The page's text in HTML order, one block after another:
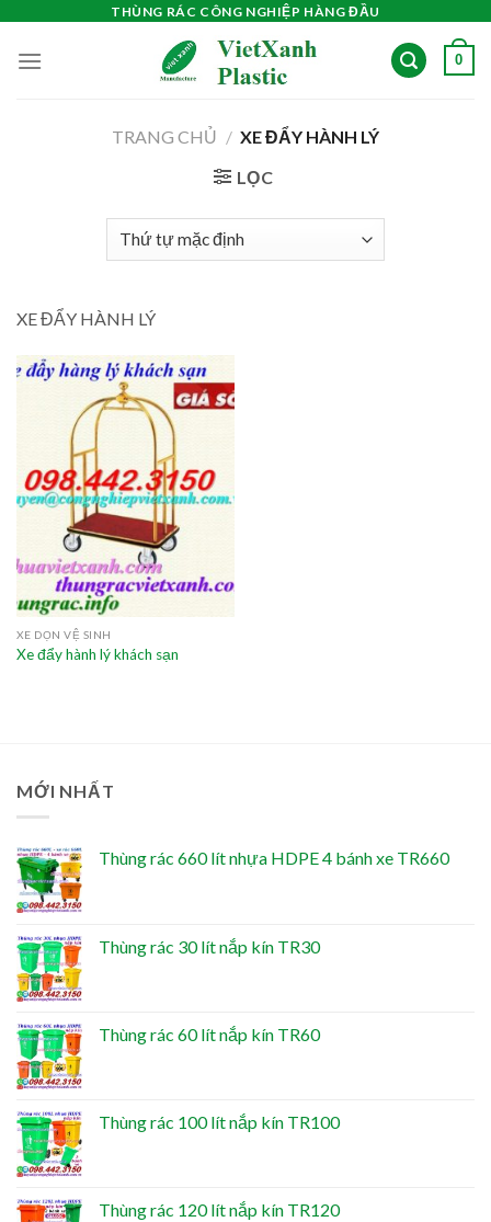
content
THÙNG RÁC CÔNG NGHIỆP HÀNG ĐẦU
0
TRANG CHỦ / XE ĐẨY HÀNH LÝ
LỌC
XE ĐẨY HÀNH LÝ
XE DỌN VỆ SINH
Xe đẩy hành lý khách sạn
MỚI NHẤT
Thùng rác 660 lít nhựa HDPE 4 bánh xe TR660
Thùng rác 30 lít nắp kín TR30
Thùng rác 60 lít nắp kín TR60
Thùng rác 100 lít nắp kín TR100
Thùng rác 120 lít nắp kín TR120